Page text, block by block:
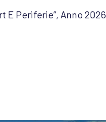
E Periferie”, Anno 2026